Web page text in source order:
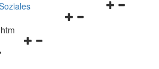
schließen
Navigationsmenü
Navigationsmenü